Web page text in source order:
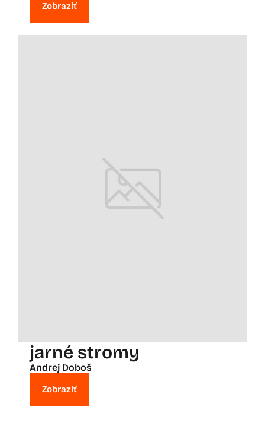
Zobraziť
jarné stromy
Andrej Doboš
Zobraziť